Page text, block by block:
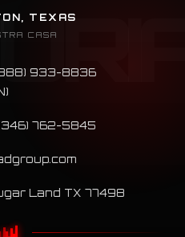
TEXAS
CASA
933-8836
(346) 762-5845
Land TX 77498